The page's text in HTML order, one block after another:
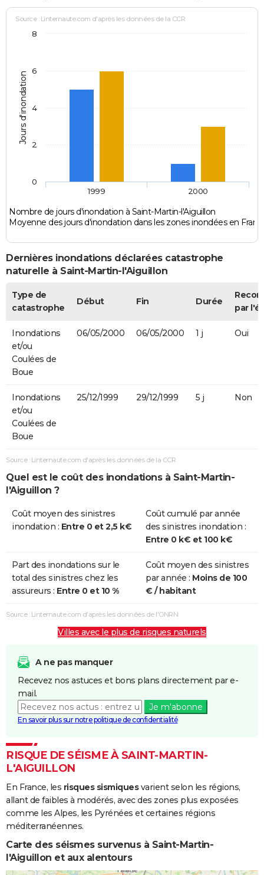
Jours d'inondation
Source : Linternaute.com d'après les données de la CCR
Nombre de jours d'inondation à Saint-Martin-l'Aiguillon
Moyenne des jours d'inondation dans les zones inondées en
1999 2000
0
2
4
6
8
Dernières inondations déclarées catastrophe
naturelle à Saint-Martin-l'Aiguillon
Type de
catastrophe
Début Fin Durée
par
Inondations
et/ou
Coulées de
Boue
06/05/2000 06/05/2000 1 j Oui
Inondations
et/ou
Coulées de
Boue
25/12/1999 29/12/1999 5 j Non
Source : Linternaute.com d'après les données de la CCR
Quel est le coût des inondations à Saint-Martin-
l'Aiguillon ?
Coût moyen des sinistres
inondation : Entre 0 et 2,5 k€
Coût cumulé par année
des sinistres inondation :
Entre 0 k€ et 100 k€
Part des inondations sur le
total des sinistres chez les
assureurs : Entre 0 et 10 %
Coût moyen des sinistres
par année : Moins de 100
€ / habitant
Source : Linternaute.com d'après les données de l'ONRN
Villes avec le plus de risques naturels
A ne pas manquer
Recevez nos astuces et bons plans directement par e-
mail.
Je m'abonne
En savoir plus sur notre politique de confidentialité
RISQUE DE SÉISME À SAINT-MARTIN-
L'AIGUILLON
En France, les risques sismiquesvarient selon les régions,
allant de faibles à modérés, avec des zones plus exposées
comme les Alpes, les Pyrénées et certaines régions
méditerranéennes.
Carte des séismes survenus à Saint-Martin-
l'Aiguillon et aux alentours